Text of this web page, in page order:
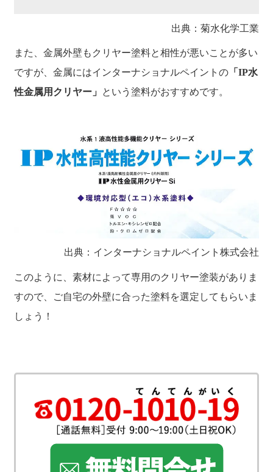
出典：菊水化学工業
また、金属外壁もクリヤー塗料と相性が悪いことが多い
ですが、金属にはインターナショナルペイントの「IP水
性金属用クリヤー」
という塗料がおすすめです。
出典：インターナショナルペイント株式会社
このように、素材によって専用のクリヤー塗装がありま
すので、ご自宅の外壁に合った塗料を選定してもらいま
しょう！